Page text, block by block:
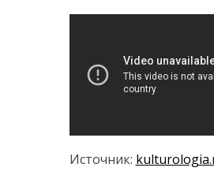
Источник: